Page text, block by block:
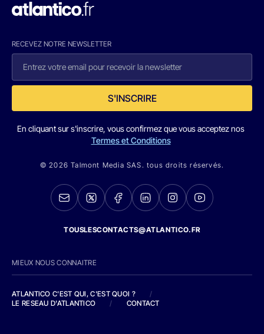
RECEVEZ NOTRE NEWSLETTER
S'INSCRIRE
En cliquant sur s'inscrire, vous confirmez que vous acceptez nos
Termes et Conditions
© 2026 Talmont Media SAS. tous droits réservés.
TOUSLESCONTACTS@ATLANTICO.FR
MIEUX NOUS CONNAITRE
ATLANTICO C'EST QUI, C'EST QUOI ?
/
LE RESEAU D'ATLANTICO
/ CONTACT